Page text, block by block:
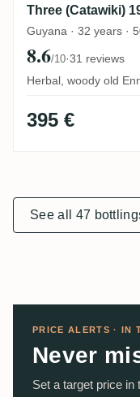
Three (Catawiki)
Guyana · 32 years ·
8.6/10·31 reviews
Herbal, woody old
395 €
See all 47
PRICE ALERTS · IN
Never
Set a target price in